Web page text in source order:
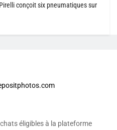
conçoit six pneumatiques sur
éligibles à la plateforme